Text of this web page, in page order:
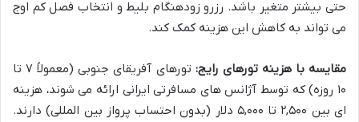
حتی بیشتر متغیر باشد. رزرو زودهنگام بلیط و انتخاب فصل کم اوج
می تواند به کاهش این هزینه کمک کند.
مقایسه با هزینه تورهای رایج:
تورهای آفریقای جنوبی (معمولاً ۷ تا
۱۰ روزه) که توسط آژانس های مسافرتی ایرانی ارائه می شوند، هزینه
ای بین ۲,۵۰۰ تا ۵,۰۰۰ دلار (بدون احتساب پرواز بین المللی) دارند.